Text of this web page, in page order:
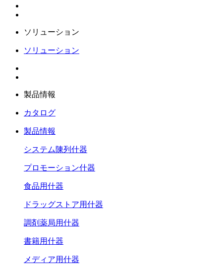
ソリューション
ソリューション
製品情報
カタログ
製品情報
システム陳列什器
プロモーション什器
食品用什器
ドラッグストア用什器
調剤薬局用什器
書籍用什器
メディア用什器